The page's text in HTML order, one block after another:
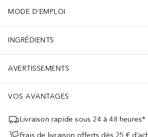
MODE D'EMPLOI
INGRÉDIENTS
AVERTISSEMENTS
VOS AVANTAGES
Livraison rapide sous 24 à 48 heures*